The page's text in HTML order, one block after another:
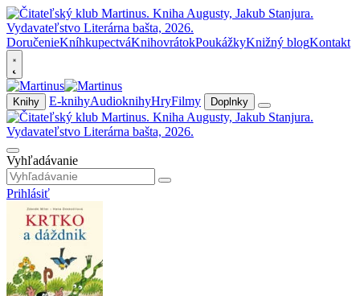
DoručenieKníhkupectváKnihovrátokPoukážkyKnižný blogKontakt
Knihy E-knihyAudioknihyHryFilmy Doplnky
Vyhľadávanie
Prihlásiť